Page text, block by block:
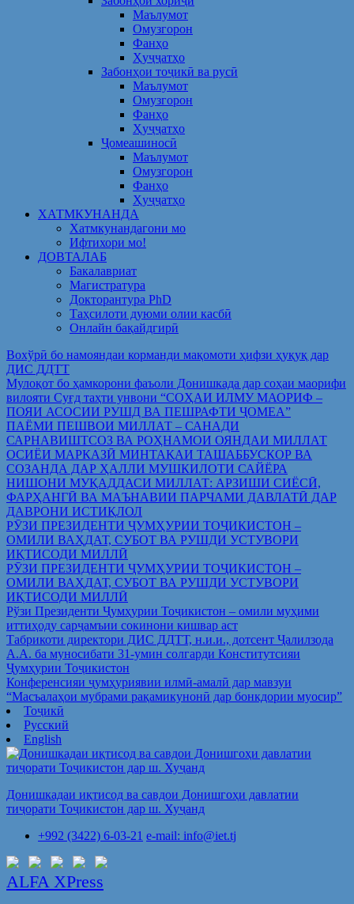
Маълумот
Омузгорон
Фанҳо
Ҳуҷҷатҳо
Забонҳои тоҷикӣ ва русӣ
Маълумот
Омузгорон
Фанҳо
Ҳуҷҷатҳо
Ҷомеашиносӣ
Маълумот
Омузгорон
Фанҳо
Ҳуҷҷатҳо
ХАТМКУНАНДА
Хатмкунандагони мо
Ифтихори мо!
ДОВТАЛАБ
Бакалавриат
Магистратура
Докторантура PhD
Таҳсилоти дуюми олии касбӣ
Онлайн бақайдгирӣ
Вохўрӣ бо намояндаи корманди мақомоти ҳифзи ҳуқуқ дар
ДИС ДДТТ
Мулоқот бо ҳамкорони фаъоли Донишкада дар соҳаи маорифи
вилояти Суғд таҳти унвони “СОҲАИ ИЛМУ МАОРИФ –
ПОЯИ АСОСИИ РУШД ВА ПЕШРАФТИ ҶОМЕА”
ПАЁМИ ПЕШВОИ МИЛЛАТ – САНАДИ
САРНАВИШТСОЗ ВА РОҲНАМОИ ОЯНДАИ МИЛЛАТ
ОСИЁИ МАРКАЗӢ МИНТАҚАИ ТАШАББУСКОР ВА
СОЗАНДА ДАР ҲАЛЛИ МУШКИЛОТИ САЙЁРА
НИШОНИ МУҚАДДАСИ МИЛЛАТ: АРЗИШИ СИЁСӢ,
ФАРҲАНГӢ ВА МАЪНАВИИ ПАРЧАМИ ДАВЛАТӢ ДАР
ДАВРОНИ ИСТИҚЛОЛ
РӮЗИ ПРЕЗИДЕНТИ ҶУМҲУРИИ ТОҶИКИСТОН –
ОМИЛИ ВАҲДАТ, СУБОТ ВА РУШДИ УСТУВОРИ
ИҚТИСОДИ МИЛЛӢ
РӮЗИ ПРЕЗИДЕНТИ ҶУМҲУРИИ ТОҶИКИСТОН –
ОМИЛИ ВАҲДАТ, СУБОТ ВА РУШДИ УСТУВОРИ
ИҚТИСОДИ МИЛЛӢ
Рўзи Президенти Ҷумҳурии Тоҷикистон – омили муҳими
иттиҳоду сарҷамъии сокинони кишвар аст
Табрикоти директори ДИС ДДТТ, н.и.и., дотсент Ҷалилзода
А.А. ба муносибати 31-умин солгарди Конститутсияи
Ҷумҳурии Тоҷикистон
Конференсияи ҷумҳуриявии илмӣ-амалӣ дар мавзуи
“Масъалаҳои мубрами рақамикунонӣ дар бонкдории муосир”
Тоҷикӣ
Русский
English
Донишкадаи иқтисод ва савдои Донишгоҳи давлатии
тиҷорати Тоҷикистон дар ш. Хуҷанд
+992 (3422) 6-03-21 e-mail: info@iet.tj
ALFA XPress